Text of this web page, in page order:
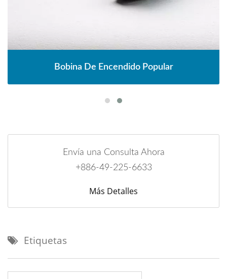
Bobina De Encendido Popular
Envía una Consulta Ahora
+886-49-225-6633
Más Detalles
Etiquetas